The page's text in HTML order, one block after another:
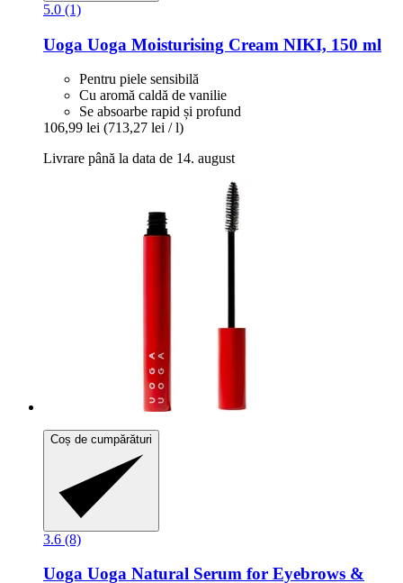
5.0 (1)
Uoga Uoga Moisturising Cream NIKI, 150 ml
Pentru piele sensibilă
Cu aromă caldă de vanilie
Se absoarbe rapid și profund
106,99 lei (713,27 lei / l)
Livrare până la data de 14. august
Coș de cumpărături
3.6 (8)
Uoga Uoga Natural Serum for Eyebrows &